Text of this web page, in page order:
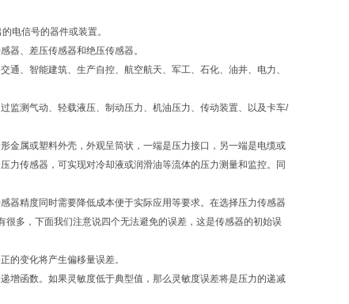
电信号的器件或装置。
器、差压传感器和绝压传感器。
、智能建筑、生产自控、航空航天、军工、石化、油井、电力、
监测气动、轻载液压、制动压力、机油压力、传动装置、以及卡车/
金属或塑料外壳，外观呈筒状，一端是压力接口，另一端是电缆或
力传感器，可实现对冷却液或润滑油等流体的压力测量和监控。同
器精度同时需要降低成本便于实际应用等要求。在选择压力传感器
多，下面我们注意说四个无法避免的误差，这是传感器的初始误
的变化将产生偏移量误差。
增函数。如果灵敏度低于典型值，那么灵敏度误差将是压力的递减